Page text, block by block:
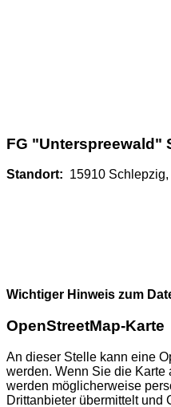
FG "Unterspreewald"
Standort: 15910
Wichtiger Hinweis zum
OpenStreetMap-Karte
An dieser Stelle kann eine
werden. Wenn Sie die Karte
werden möglicherweise
Drittanbieter übermittelt und